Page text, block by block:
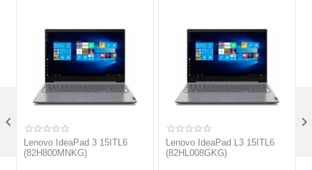
Lenovo IdeaPad 3 15ITL6
(82H800MNKG)
Lenovo IdeaPad L3 15ITL6
(82HL008GKG)
 